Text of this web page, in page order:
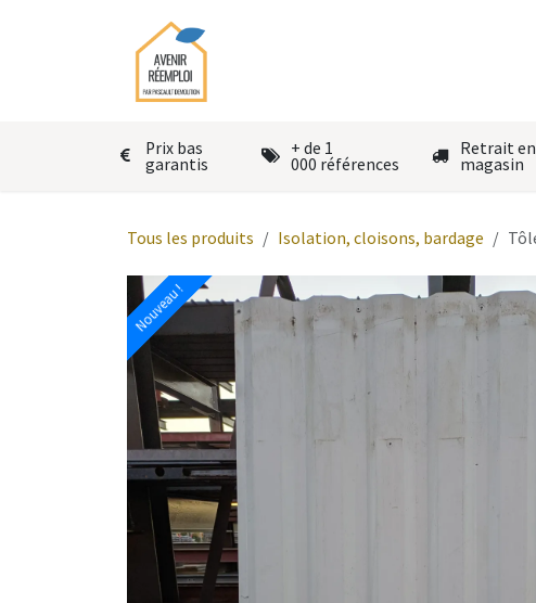
Prix bas
garantis
+ de 1
000 références
Retrait en
magasin
Tous les produits Isolation, cloisons, bardage
Nouveau !
Nouveau !